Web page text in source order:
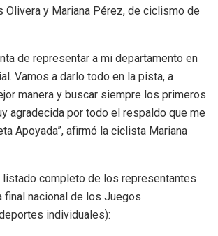
Olivera y Mariana Pérez, de ciclismo de
de representar a mi departamento en
Vamos a darlo todo en la pista, a
manera y buscar siempre los primeros
agradecida por todo el respaldo que me
Apoyada”, afirmó la ciclista Mariana
listado completo de los representantes
final nacional de los Juegos
individuales):